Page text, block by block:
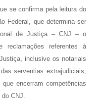
se confirma pela leitura do
Federal, que determina ser
de Justiça – CNJ – o
reclamações referentes à
inclusive os notariais
serventias extrajudiciais,
encerram competências
CNJ.